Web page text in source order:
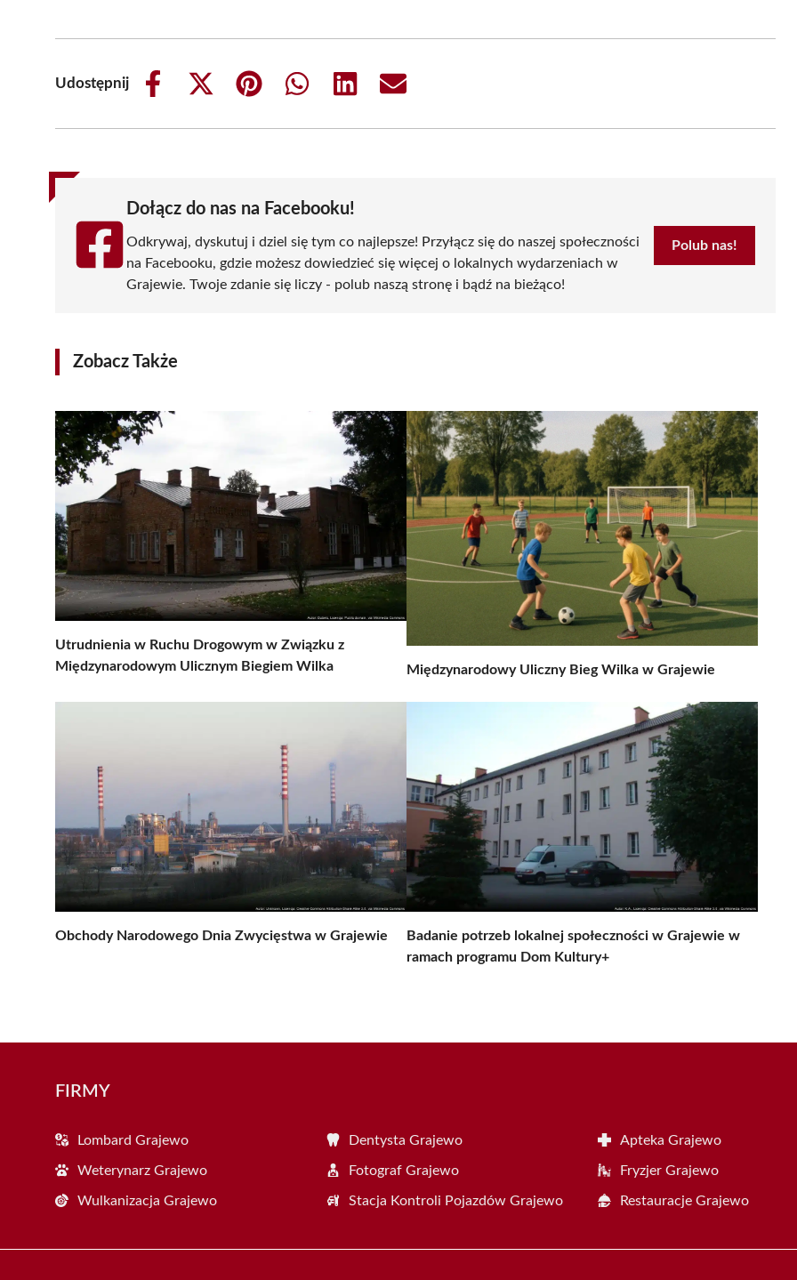
Udostępnij
Share
Share
(Twitter)
Share
Share
Share
Share
Dołącz do nas na Facebooku!
Odkrywaj, dyskutuj i dziel się tym co najlepsze! Przyłącz się do naszej społeczności
na Facebooku, gdzie możesz dowiedzieć się więcej o lokalnych wydarzeniach w
Grajewie. Twoje zdanie się liczy - polub naszą stronę i bądź na bieżąco!
Polub nas!
Zobacz Także
Utrudnienia w Ruchu Drogowym w Związku z
Międzynarodowym Ulicznym Biegiem Wilka
Międzynarodowy Uliczny Bieg Wilka w Grajewie
Obchody Narodowego Dnia Zwycięstwa w Grajewie
Badanie potrzeb lokalnej społeczności w Grajewie w
ramach programu Dom Kultury+
FIRMY
Lombard Grajewo Dentysta Grajewo Apteka Grajewo
Weterynarz Grajewo Fotograf Grajewo Fryzjer Grajewo
Wulkanizacja Grajewo Stacja Kontroli Pojazdów Grajewo Restauracje Grajewo